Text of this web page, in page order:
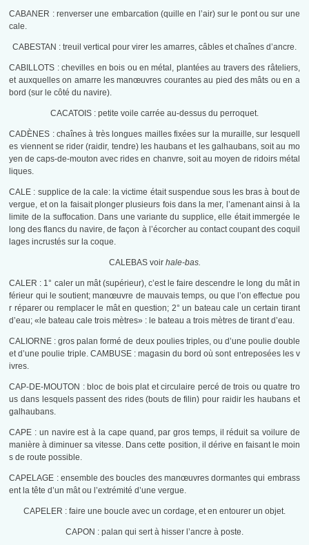
CABANER : renverser une embarcation (quille en l’air) sur le pont ou sur une
cale.
CABESTAN : treuil vertical pour virer les amarres, câbles et chaînes d’ancre.
CABILLOTS : chevilles en bois ou en métal, plantées au travers des râteliers,
et auxquelles on amarre les manœuvres courantes au pied des mâts ou en a
bord (sur le côté du navire).
CACATOIS : petite voile carrée au-dessus du perroquet.
CADÈNES : chaînes à très longues mailles fixées sur la muraille, sur lesquell
es viennent se rider (raidir, tendre) les haubans et les galhaubans, soit au mo
yen de caps-de-mouton avec rides en chanvre, soit au moyen de ridoirs métal
liques.
CALE : supplice de la cale: la victime était suspendue sous les bras à bout de
vergue, et on la faisait plonger plusieurs fois dans la mer, l’amenant ainsi à la
limite de la suffocation. Dans une variante du supplice, elle était immergée le
long des flancs du navire, de façon à l’écorcher au contact coupant des coquil
lages incrustés sur la coque.
CALEBAS voir hale-bas.
CALER : 1° caler un mât (supérieur), c’est le faire descendre le long du mât in
férieur qui le soutient; manœuvre de mauvais temps, ou que l’on effectue pou
r réparer ou remplacer le mât en question; 2° un bateau cale un certain tirant
d’eau; «le bateau cale trois mètres» : le bateau a trois mètres de tirant d’eau.
CALIORNE : gros palan formé de deux poulies triples, ou d’une poulie double
et d’une poulie triple. CAMBUSE : magasin du bord où sont entreposées les v
ivres.
CAP-DE-MOUTON : bloc de bois plat et circulaire percé de trois ou quatre tro
us dans lesquels passent des rides (bouts de filin) pour raidir les haubans et
galhaubans.
CAPE : un navire est à la cape quand, par gros temps, il réduit sa voilure de
manière à diminuer sa vitesse. Dans cette position, il dérive en faisant le moin
s de route possible.
CAPELAGE : ensemble des boucles des manœuvres dormantes qui embrass
ent la tête d’un mât ou l’extrémité d’une vergue.
CAPELER : faire une boucle avec un cordage, et en entourer un objet.
CAPON : palan qui sert à hisser l’ancre à poste.